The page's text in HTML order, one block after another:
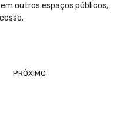
outros espaços públicos,
PRÓXIMO